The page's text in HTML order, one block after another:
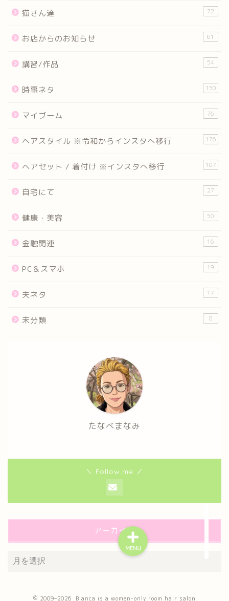
猫さん達 72
お店からのお知らせ 61
講習/作品 54
時事ネタ 150
マイブーム 76
ヘアスタイル ※令和からインスタへ移行 176
ヘアセット / 着付け ※インスタへ移行 107
自宅にて 27
健康・美容 50
金融関連 16
PC＆スマホ 19
夫ネタ 17
未分類 8
たなべまなみ
＼ Follow me ／
アーカイブ
2009–2026 Blanca is a women-only room hair salon
MENU